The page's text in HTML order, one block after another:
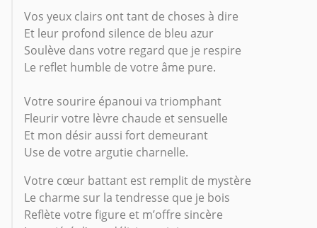
Vos yeux clairs ont tant de choses à dire
Et leur profond silence de bleu azur
Soulève dans votre regard que je respire
Le reflet humble de votre âme pure.
Votre sourire épanoui va triomphant
Fleurir votre lèvre chaude et sensuelle
Et mon désir aussi fort demeurant
Use de votre argutie charnelle.
Votre cœur battant est remplit de mystère
Le charme sur la tendresse que je bois
Reflète votre figure et m’offre sincère